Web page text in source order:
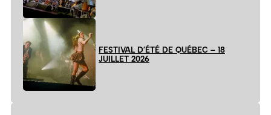
FESTIVAL D’ÉTÉ DE QUÉBEC – 18
JUILLET 2026